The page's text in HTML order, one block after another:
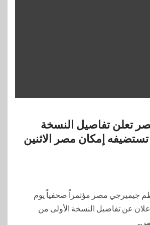
تعلن تفاصيل النسخة
تستضيفه إمكان مصر الاثنين
جيميرجي مصر مؤتمراً صحفياً يوم
عن تفاصيل النسخة الأولى من